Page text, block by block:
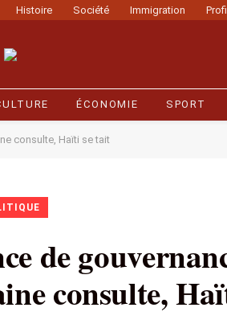
Histoire Société Immigration
ÉCONOMIE SPORT
consulte, Haïti se tait
de
consulte,